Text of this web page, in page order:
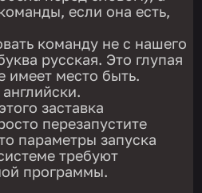
если она есть,
команду не с нашего
русская. Это глупая
имеет место быть.
заставка
перезапустите
параметры запуска
требуют
программы.